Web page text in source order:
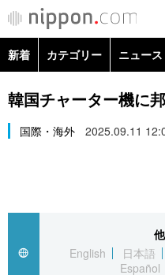
新着 カテゴリー ニュース
政治・外交
経済・ビジネス
社会
文化
韓国チャーター機に
国際・海外 2025.09.11
English
日本語
Español